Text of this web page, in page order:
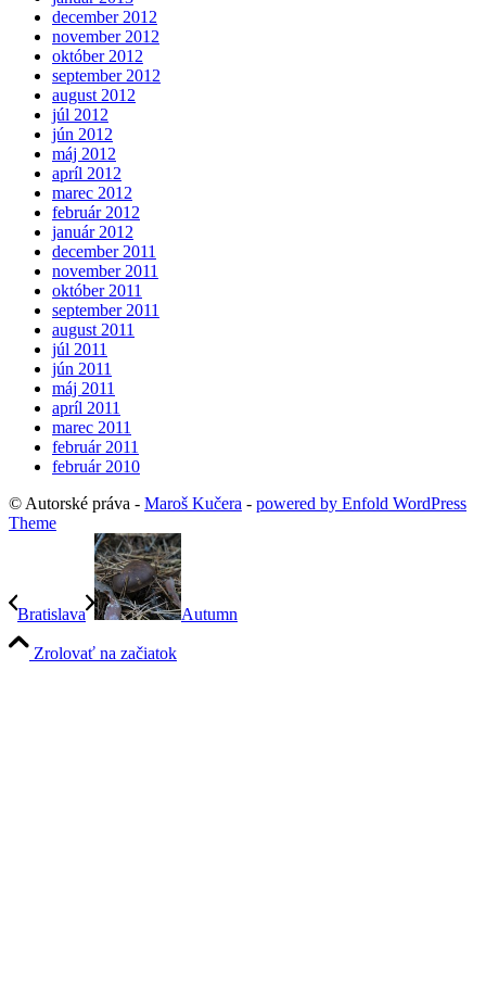
december 2012
november 2012
október 2012
september 2012
august 2012
júl 2012
jún 2012
máj 2012
apríl 2012
marec 2012
február 2012
január 2012
december 2011
november 2011
október 2011
september 2011
august 2011
júl 2011
jún 2011
máj 2011
apríl 2011
marec 2011
február 2011
február 2010
© Autorské práva - Maroš Kučera - powered by Enfold WordPress
Theme
Bratislava Autumn
Zrolovať na začiatok